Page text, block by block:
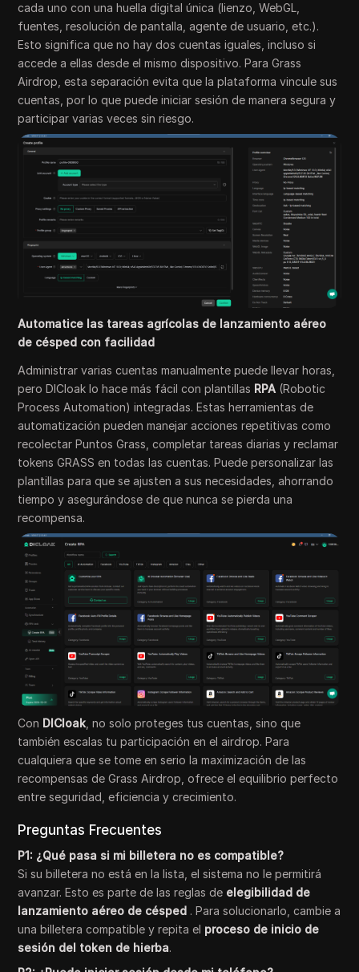
cada uno con una huella digital única (lienzo, WebGL,
fuentes, resolución de pantalla, agente de usuario, etc.).
Esto significa que no hay dos cuentas iguales, incluso si
accede a ellas desde el mismo dispositivo. Para Grass
Airdrop, esta separación evita que la plataforma vincule sus
cuentas, por lo que puede iniciar sesión de manera segura y
participar varias veces sin riesgo.
Automatice las tareas agrícolas de lanzamiento aéreo
de césped con facilidad
Administrar varias cuentas manualmente puede llevar horas,
pero DICloak lo hace más fácil con plantillas RPA (Robotic
Process Automation) integradas. Estas herramientas de
automatización pueden manejar acciones repetitivas como
recolectar Puntos Grass, completar tareas diarias y reclamar
tokens GRASS en todas las cuentas. Puede personalizar las
plantillas para que se ajusten a sus necesidades, ahorrando
tiempo y asegurándose de que nunca se pierda una
recompensa.
Con DICloak , no solo proteges tus cuentas, sino que
también escalas tu participación en el airdrop. Para
cualquiera que se tome en serio la maximización de las
recompensas de Grass Airdrop, ofrece el equilibrio perfecto
entre seguridad, eficiencia y crecimiento.
Preguntas Frecuentes
P1: ¿Qué pasa si mi billetera no es compatible?
Si su billetera no está en la lista, el sistema no le permitirá
avanzar. Esto es parte de las reglas de elegibilidad de
lanzamiento aéreo de césped . Para solucionarlo, cambie a
una billetera compatible y repita el proceso de inicio de
sesión del token de hierba.